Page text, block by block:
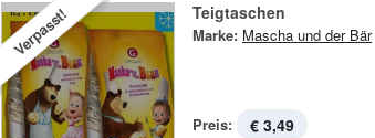
Verpasst! Teigtaschen
Marke: Mascha und der Bär
Preis: € 3,49